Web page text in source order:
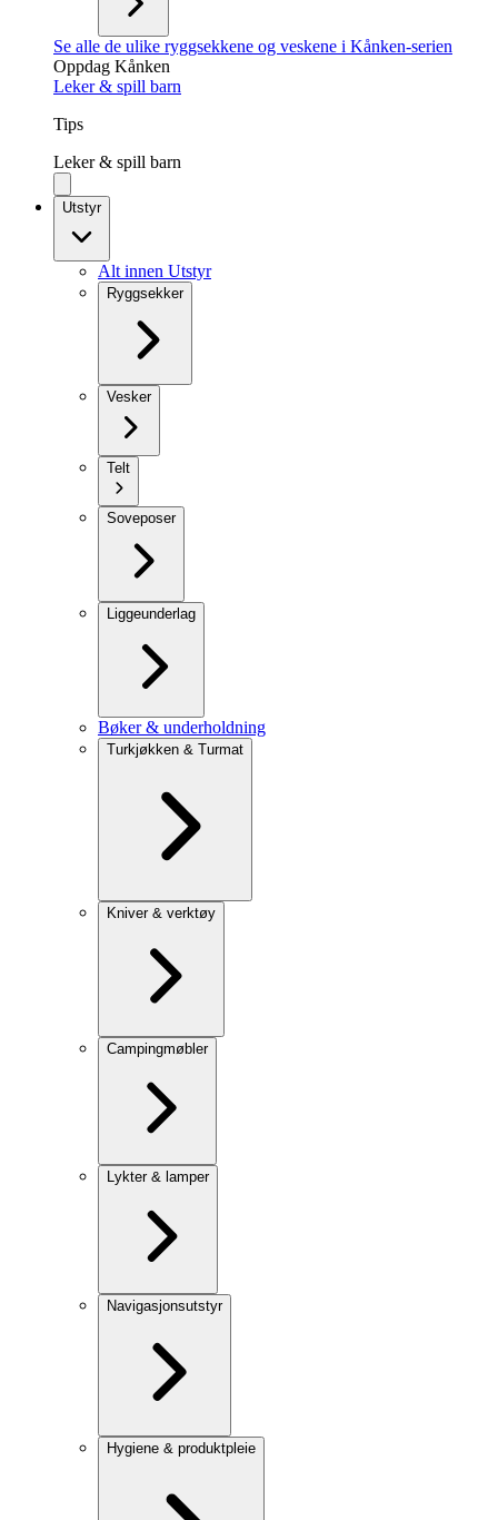
Se alle de ulike ryggsekkene og veskene i Kånken-serien
Oppdag Kånken
Leker & spill barn
Tips
Leker & spill barn
Utstyr
Alt innen Utstyr
Ryggsekker
Vesker
Telt
Soveposer
Liggeunderlag
Bøker & underholdning
Turkjøkken & Turmat
Kniver & verktøy
Campingmøbler
Lykter & lamper
Navigasjonsutstyr
Hygiene & produktpleie